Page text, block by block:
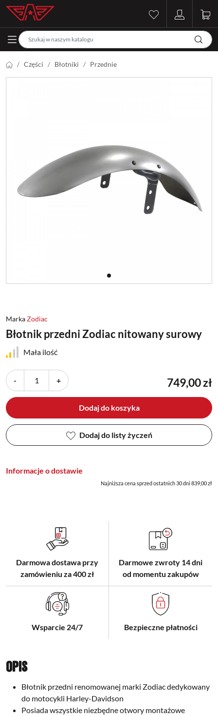
Części Błotniki Przednie
MarkaZodiac
Błotnik przedni Zodiac nitowany surowy
Mała ilość
- + 749,00 zł
Najniższa cena sprzed ostatnich 30 dni 839,00 zł
Dodaj do koszyka
Dodaj do listy życzeń
Informacje o dostawie
Darmowa dostawa przy
zamówieniu za 400 zł
Darmowe zwroty 14 dni
od momentu zakupów
Wsparcie 24/7 Bezpieczne płatności
Opis
Błotnik przedni renomowanej marki Zodiac dedykowany
do motocykli Harley-Davidson
Posiada wszystkie niezbędne otwory montażowe